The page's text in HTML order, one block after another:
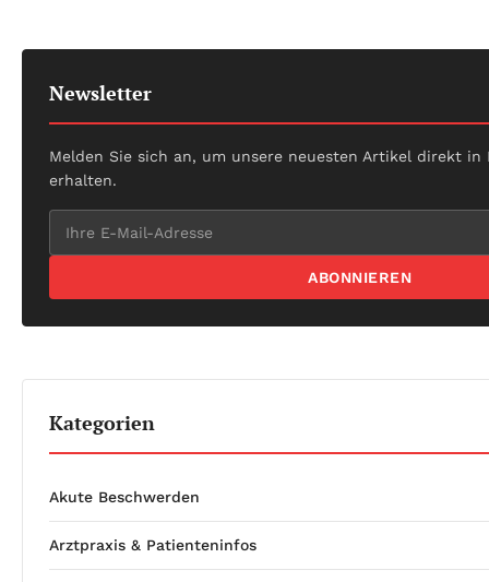
Newsletter
Melden Sie sich an, um unsere neuesten Artikel direkt in
erhalten.
ABONNIEREN
Kategorien
Akute Beschwerden
Arztpraxis & Patienteninfos